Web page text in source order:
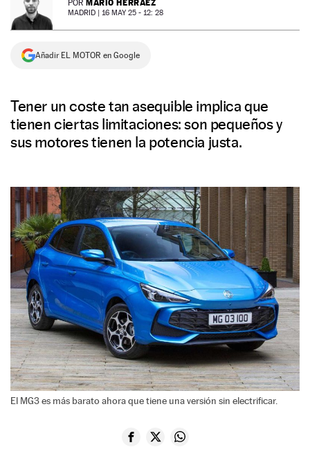
NEWSLETTER
SÍGUENOS
POR MARIO HERRÁEZ
MADRID | 16 MAY 25 - 12: 28
Añadir EL MOTOR en Google
Tener un coste tan asequible implica que
tienen ciertas limitaciones: son pequeños y
sus motores tienen la potencia justa.
El MG3 es más barato ahora que tiene una versión sin electrificar.